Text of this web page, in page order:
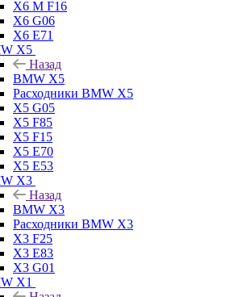
X6 M F16
X6 G06
X6 E71
X5
Назад
BMW X5
Расходники BMW X5
X5 G05
X5 F85
X5 F15
X5 E70
X5 E53
X3
Назад
BMW X3
Расходники BMW X3
X3 F25
X3 E83
X3 G01
X1